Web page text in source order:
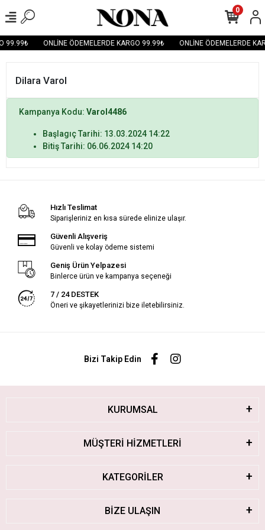
99.99₺ ONLİNE ÖDEMELERDE KARGO 99.99₺ ONLİNE ÖDEMELERDE
0
Dilara Varol
Kampanya Kodu: Varol4486
Başlagıç Tarihi: 13.03.2024 14:22
Bitiş Tarihi: 06.06.2024 14:20
Hızlı Teslimat
Siparişleriniz en kısa sürede elinize ulaşır.
Güvenli Alışveriş
Güvenli ve kolay ödeme sistemi
Geniş Ürün Yelpazesi
Binlerce ürün ve kampanya seçeneği
7 / 24 DESTEK
Öneri ve şikayetlerinizi bize iletebilirsiniz.
Bizi Takip Edin
KURUMSAL
MÜŞTERİ HİZMETLERİ
KATEGORİLER
BİZE ULAŞIN